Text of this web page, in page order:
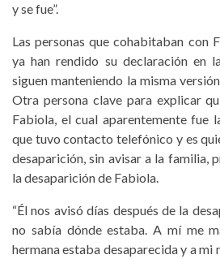
y se fue”.
Las personas que cohabitaban con
ya han rendido su declaración en
siguen manteniendo la misma
Otra persona clave para explicar
Fabiola, el cual aparentemente fue
que tuvo contacto telefónico y es
desaparición, sin avisar a la familia,
la desaparición de Fabiola.
“Él nos avisó días después de la
no sabía dónde estaba. A mí me
hermana estaba desaparecida y a mi